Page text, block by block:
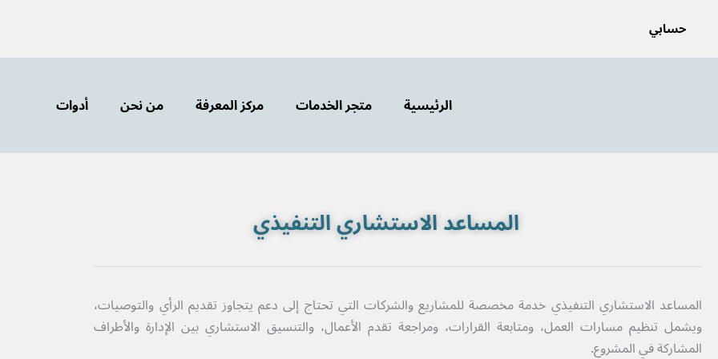
المحتوى
حسابي
الرئيسية متجر الخدمات مركز المعرفة من نحن أدوات
المساعد الاستشاري التنفيذي
المساعد الاستشاري التنفيذي خدمة مخصصة للمشاريع والشركات التي تحتاج إلى دعم يتجاوز تقديم الرأي والتوصيات،
ويشمل تنظيم مسارات العمل، ومتابعة القرارات، ومراجعة تقدم الأعمال، والتنسيق الاستشاري بين الإدارة والأطراف
المشاركة في المشروع.